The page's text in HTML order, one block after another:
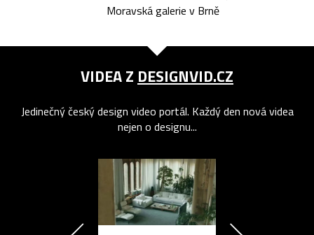
Moravská galerie v Brně
VIDEA Z DESIGNVID.CZ
Jedinečný český design video portál. Každý den nová videa
nejen o designu...